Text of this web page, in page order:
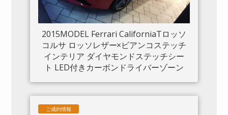
2015MODEL Ferrari CaliforniaTロッソ
コルサ ロッソレザー×ビアンコステッチ
インテリア ダイヤモンドステッチシー
ト LED付きカーボンドライバーゾーン
ご成約情報